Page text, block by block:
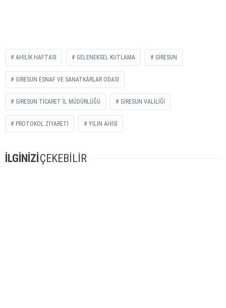
AHILIK HAFTASI GELENEKSEL KUTLAMA GIRESUN
GIRESUN ESNAF VE SANATKÂRLAR ODASI
GIRESUN TICARET İL MÜDÜRLÜĞÜ GIRESUN VALILIĞI
PROTOKOL ZIYARETI YILIN AHISI
İLGİNİZİÇEKEBİLİR